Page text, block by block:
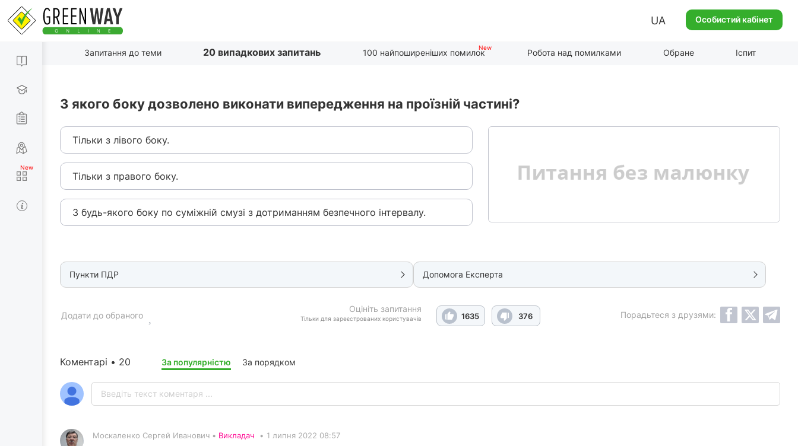
UA Особистий кабінет
Запитання до теми 20 випадкових запитань 100 найпоширеніших помилок Робота над помилками Обране Іспит
З якого боку дозволено виконати випередження на проїзній частині?
Тільки з лівого боку.
Тільки з правого боку.
З будь-якого боку по суміжній смузі з дотриманням безпечного інтервалу.
Пункти ПДР Допомога Експерта
Оцініть запитання
Тільки для зареєстрованих користувачів 1635 376
Додати до обраного Порадьтеся з друзями:
Коментарі • 20 За популярністю За порядком
Москаленко Сергей Иванович • Викладач • 1 липня 2022 08:57